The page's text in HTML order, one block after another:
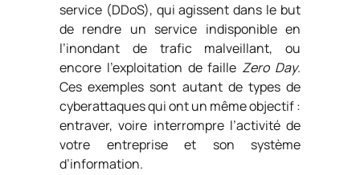
service (DDoS), qui agissent dans le but
de rendre un service indisponible en
l’inondant de trafic malveillant, ou
encore l’exploitation de faille Zero Day.
Ces exemples sont autant de types de
cyberattaques qui ont un même objectif :
entraver, voire interrompre l’activité de
votre entreprise et son système
d’information.